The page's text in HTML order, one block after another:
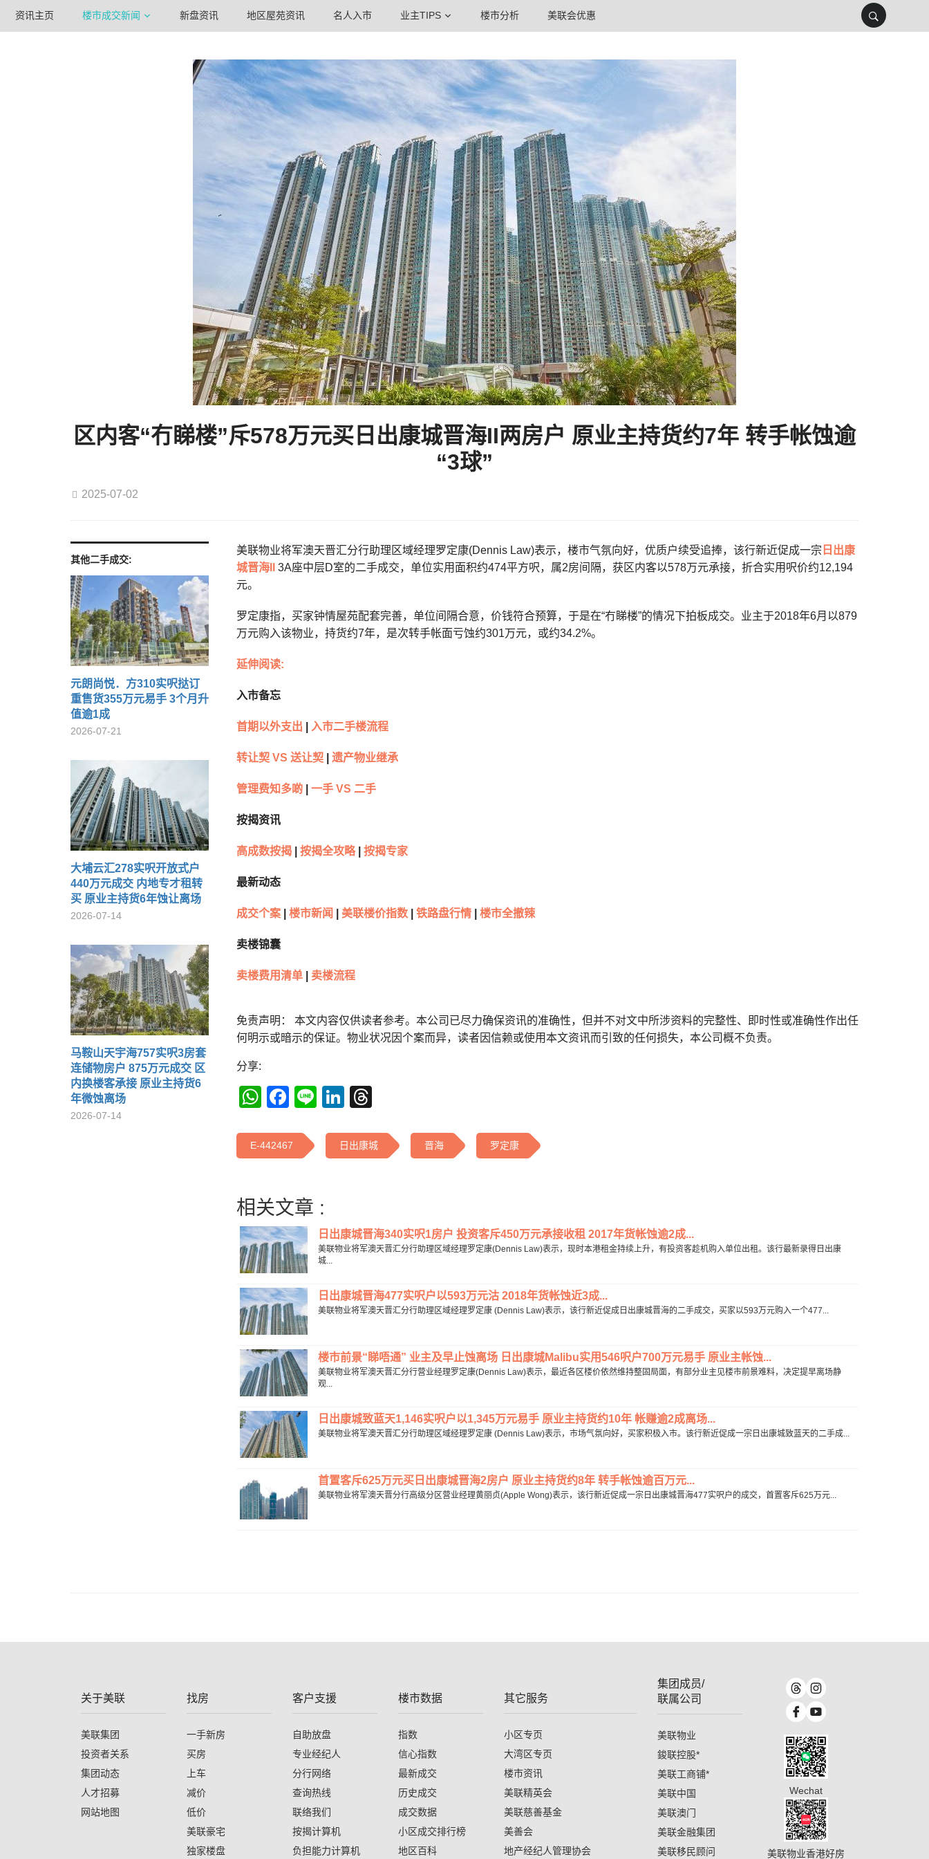
资讯主页 楼市成交新闻 新盘资讯 地区屋苑资讯 名人入市 业主TIPS 楼市分析 美联会优惠
区内客“冇睇楼”斥578万元买日出康城晋海II两房户 原业主持货约7年 转手帐蚀逾
“3球”
2025-07-02
其他二手成交:
元朗尚悦．方310实呎挞订
重售货355万元易手 3个月升
值逾1成
2026-07-21
大埔云汇278实呎开放式户
440万元成交 内地专才租转
买 原业主持货6年蚀让离场
2026-07-14
马鞍山天宇海757实呎3房套
连储物房户 875万元成交 区
内换楼客承接 原业主持货6
年微蚀离场
2026-07-14
美联物业将军澳天晋汇分行助理区域经理罗定康(Dennis Law)表示，楼市气氛向好，优质户续受追捧，该行新近促成一宗 日出康
城晋海II
3A座中层D室的二手成交，单位实用面积约474平方呎，属2房间隔，获区内客以578万元承接，折合实用呎价约12,194
元。
罗定康指，买家钟情屋苑配套完善，单位间隔合意，价钱符合预算，于是在“冇睇楼”的情况下拍板成交。业主于2018年6月以879
万元购入该物业，持货约7年，是次转手帐面亏蚀约301万元，或约34.2%。
延伸阅读:
入市备忘
首期以外支出 入市二手楼流程
转让契 VS 送让契 遗产物业继承
管理费知多啲 一手 VS 二手
按揭资讯
高成数按揭 按揭全攻略| 按揭专家
最新动态
成交个案 楼市新闻 美联楼价指数 铁路盘行情 楼市全撤辣
卖楼锦囊
卖楼费用清单 卖楼流程
免责声明： 本文内容仅供读者参考。本公司已尽力确保资讯的准确性，但并不对文中所涉资料的完整性、即时性或准确性作出任
何明示或暗示的保证。物业状况因个案而异，读者因信赖或使用本文资讯而引致的任何损失，本公司概不负责。
分享:
WhatsApp
Facebook
LineLinkedIn
E-442467 日出康城 晋海 罗定康
相关文章 :
日出康城晋海340实呎1房户 投资客斥450万元承接收租 2017年货帐蚀逾2成...
美联物业将军澳天晋汇分行助理区域经理罗定康(Dennis Law)表示，现时本港租金持续上升，有投资客趁机购入单位出租。该行最新录得日出康
城...
日出康城晋海477实呎户以593万元沽 2018年货帐蚀近3成...
美联物业将军澳天晋汇分行助理区域经理罗定康 (Dennis Law)表示，该行新近促成日出康城晋海的二手成交，买家以593万元购入一个477...
楼市前景“睇唔通” 业主及早止蚀离场 日出康城Malibu实用546呎户700万元易手 原业主帐蚀...
美联物业将军澳天晋汇分行营业经理罗定康(Dennis Law)表示，最近各区楼价依然维持整固局面，有部分业主见楼市前景难料，决定提早离场静
观...
日出康城致蓝天1,146实呎户以1,345万元易手 原业主持货约10年 帐赚逾2成离场...
美联物业将军澳天晋汇分行助理区域经理罗定康 (Dennis Law)表示，市场气氛向好，买家积极入市。该行新近促成一宗日出康城致蓝天的二手成...
首置客斥625万元买日出康城晋海2房户 原业主持货约8年 转手帐蚀逾百万元...
美联物业将军澳天晋分行高级分区营业经理黄丽贞(Apple Wong)表示，该行新近促成一宗日出康城晋海477实呎户的成交，首置客斥625万元...
关于美联
美联集团
投资者关系
集团动态
人才招募
网站地图
找房
一手新房
买房
上车
减价
低价
美联豪宅
独家楼盘
客户支援
自助放盘
专业经纪人
分行网络
查询热线
联络我们
按揭计算机
负担能力计算机
楼市数据
指数
信心指数
最新成交
历史成交
成交数据
小区成交排行榜
地区百科
其它服务
小区专页
大湾区专页
楼市资讯
美联精英会
美联慈善基金
美善会
地产经纪人管理协会
集团成员/
联属公司
美联物业
鋑联控股*
美联工商铺*
美联中国
美联澳门
美联金融集团
美联移民顾问
Wechat
美联物业香港好房